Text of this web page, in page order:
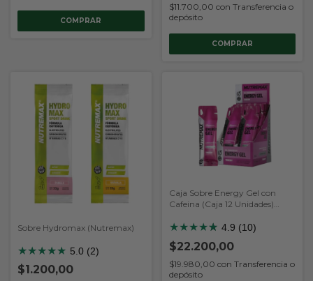
COMPRAR
$11.700,00 con Transferencia o
depósito
Sobre Hydromax (Nutremax)
★★★★★ 5.0 (2)
$1.200,00
Caja Sobre Energy Gel con
Cafeina (Caja 12 Unidades)
★★★★★
★ 4.9 (10)
$22.200,00
$19.980,00 con Transferencia o
depósito